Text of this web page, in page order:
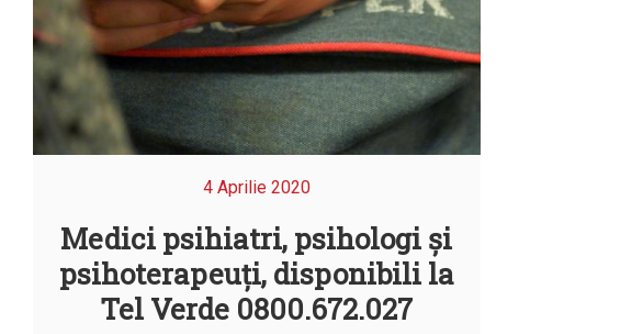
4 Aprilie 2020
Medici psihiatri, psihologi și
psihoterapeuți, disponibili la
Tel Verde 0800.672.027